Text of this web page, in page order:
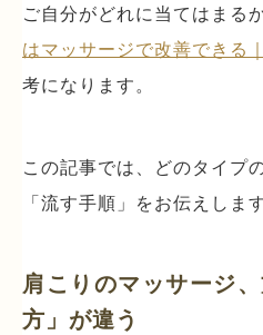
ご自分がどれに当てはまる
はマッサージで改善できる
考になります。
この記事では、どのタイプ
「流す手順」をお伝えします
肩こりのマッサージ
方」が違う